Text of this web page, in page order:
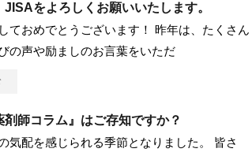
をよろしくお願いいたします。
ておめでとうございます！ 昨年は、たくさん
の声や励ましのお言葉をいただ
師コラム』はご存知ですか？
気配を感じられる季節となりました。 皆さ